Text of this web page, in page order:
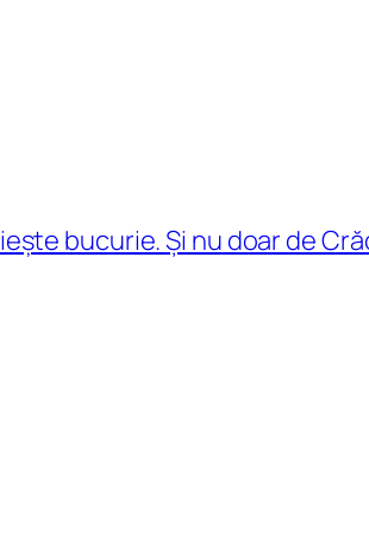
bucurie. Și nu doar de